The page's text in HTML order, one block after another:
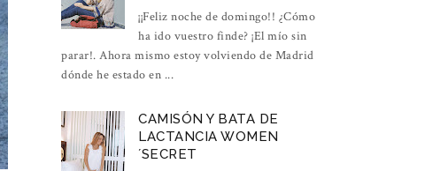
¡¡Feliz noche de domingo!! ¿Cómo
ha ido vuestro finde? ¡El mío sin
parar!. Ahora mismo estoy volviendo de Madrid
dónde he estado en ...
CAMISÓN Y BATA DE
LACTANCIA WOMEN
´SECRET